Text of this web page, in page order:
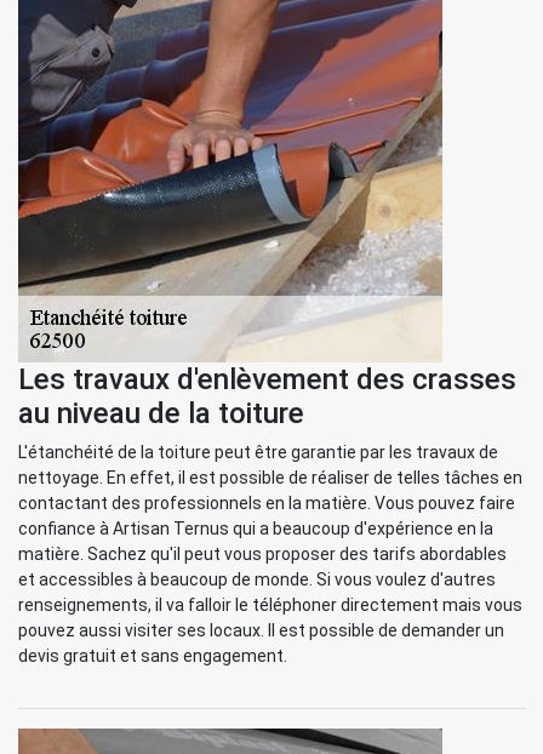
Les travaux d'enlèvement des crasses
au niveau de la toiture
L'étanchéité de la toiture peut être garantie par les travaux de
nettoyage. En effet, il est possible de réaliser de telles tâches en
contactant des professionnels en la matière. Vous pouvez faire
confiance à Artisan Ternus qui a beaucoup d'expérience en la
matière. Sachez qu'il peut vous proposer des tarifs abordables
et accessibles à beaucoup de monde. Si vous voulez d'autres
renseignements, il va falloir le téléphoner directement mais vous
pouvez aussi visiter ses locaux. Il est possible de demander un
devis gratuit et sans engagement.